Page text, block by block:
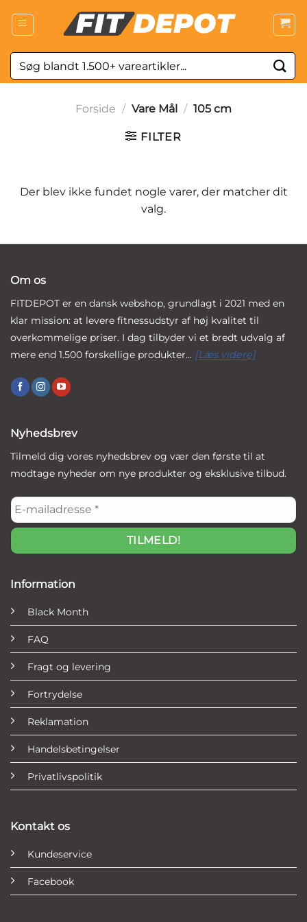
Søg
efter:
Forside / Vare Mål / 105 cm
FILTER
Der blev ikke fundet nogle varer, der matcher dit
valg.
Om os
FITDEPOT er en dansk webshop, grundlagt i 2021 med en
klar mission: at levere fitnessudstyr af høj kvalitet til
overkommelige priser. I dag tilbyder vi et bredt udvalg af
mere end 1.500 forskellige produkter... [Læs videre]
Information
Black Month
FAQ
Fragt og levering
Fortrydelse
Reklamation
Handelsbetingelser
Privatlivspolitik
Kontakt os
Kundeservice
Facebook
Nyhedsbrev
Tilmeld dig vores nyhedsbrev og vær den første til at
modtage nyheder om nye produkter og eksklusive tilbud.
E-
mailadresse
*